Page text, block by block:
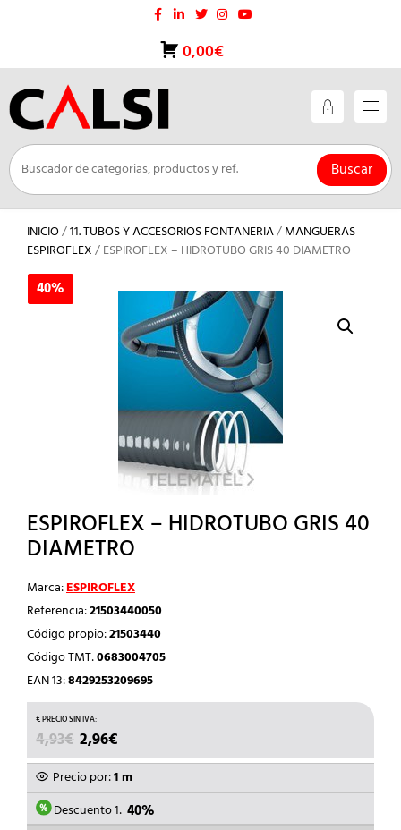
0,00€
Buscar
INICIO/11. TUBOS Y ACCESORIOS FONTANERIA/MANGUERAS
ESPIROFLEX/ ESPIROFLEX – HIDROTUBO GRIS 40 DIAMETRO
40%
ESPIROFLEX – HIDROTUBO GRIS 40
DIAMETRO
Marca:ESPIROFLEX
Referencia:21503440050
Código propio:21503440
Código TMT:0683004705
EAN 13:8429253209695
4,93€ EL
PRECIO
ORIGINAL
ERA:
4,93€.
2,96€
PRECIO
ACTUAL
ES:
2,96€.
Precio por:1 m
Descuento 1: 40%
40%